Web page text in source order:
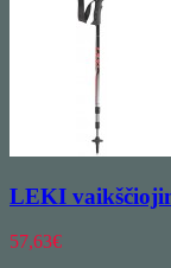
LEKI
57,63€